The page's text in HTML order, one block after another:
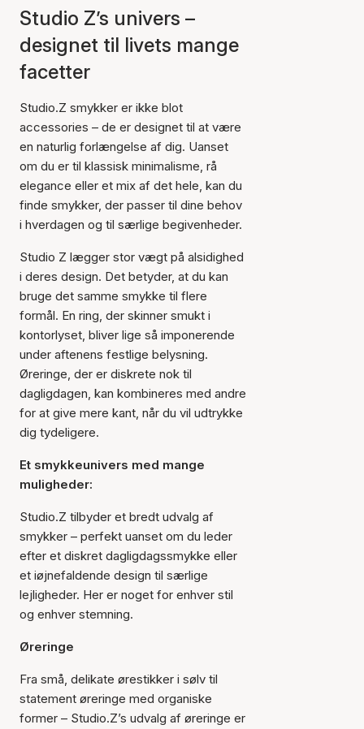
Studio Z’s univers –
designet til livets mange
facetter
Studio.Z smykker er ikke blot
accessories – de er designet til at være
en naturlig forlængelse af dig. Uanset
om du er til klassisk minimalisme, rå
elegance eller et mix af det hele, kan du
finde smykker, der passer til dine behov
i hverdagen og til særlige begivenheder.
Studio Z lægger stor vægt på alsidighed
i deres design. Det betyder, at du kan
bruge det samme smykke til flere
formål. En ring, der skinner smukt i
kontorlyset, bliver lige så imponerende
under aftenens festlige belysning.
Øreringe, der er diskrete nok til
dagligdagen, kan kombineres med andre
for at give mere kant, når du vil udtrykke
dig tydeligere.
Et smykkeunivers med mange
muligheder:
Studio.Z tilbyder et bredt udvalg af
smykker – perfekt uanset om du leder
efter et diskret dagligdagssmykke eller
et iøjnefaldende design til særlige
lejligheder. Her er noget for enhver stil
og enhver stemning.
Øreringe
Fra små, delikate ørestikker i sølv til
statement øreringe med organiske
former – Studio.Z’s udvalg af øreringe er